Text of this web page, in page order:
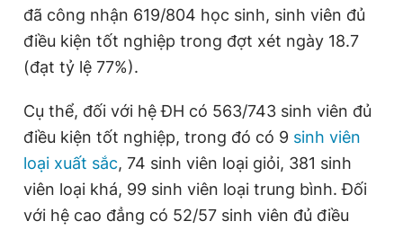
Giấy phép xuất bản số 110/GP - BTTTT cấp ngày 24.3.2020
© 2003-2026 Bản quyền thuộc về Báo Thanh Niên. Cấm sao
chép dưới mọi hình thức nếu không có sự chấp thuận bằng văn
bản. Phát triển bởi ePi Technologies, JSC.
đã công nhận 619/804 học sinh, sinh viên đủ
điều kiện tốt nghiệp trong đợt xét ngày 18.7
(đạt tỷ lệ 77%).
Cụ thể, đối với hệ ĐH có 563/743 sinh viên đủ
điều kiện tốt nghiệp, trong đó có 9 sinh viên
loại xuất sắc, 74 sinh viên loại giỏi, 381 sinh
viên loại khá, 99 sinh viên loại trung bình. Đối
với hệ cao đẳng có 52/57 sinh viên đủ điều